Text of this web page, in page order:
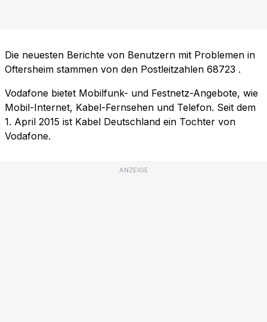
Die neuesten Berichte von Benutzern mit Problemen in
Oftersheim stammen von den Postleitzahlen 68723 .
Vodafone bietet Mobilfunk- und Festnetz-Angebote, wie
Mobil-Internet, Kabel-Fernsehen und Telefon. Seit dem
1. April 2015 ist Kabel Deutschland ein Tochter von
Vodafone.
ANZEIGE